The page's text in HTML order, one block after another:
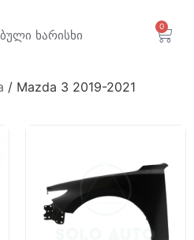
ხარისხი
0
/ Mazda 3 2019-2021